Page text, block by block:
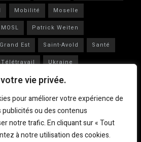
vie privée.
pour améliorer votre expérience de
ou des contenus
notre trafic. En cliquant sur « Tout
à notre utilisation des cookies.
Mobilité
Moselle
MOSL
Patrick Weiten
Est Saint-Avold
Santé
Télétravail
Ukraine
de Metz